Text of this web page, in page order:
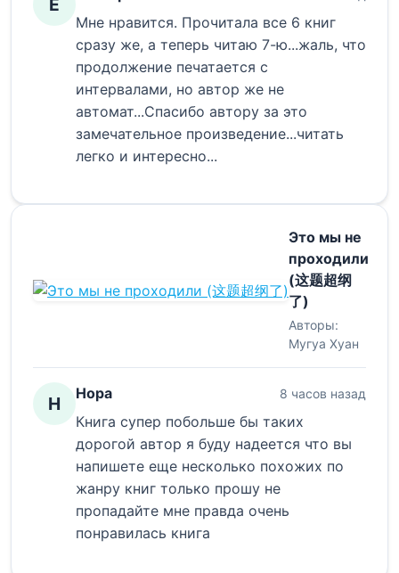
Е
Мне нравится. Прочитала все 6 книг
сразу же, а теперь читаю 7-ю...жаль, что
продолжение печатается с
интервалами, но автор же не
автомат...Спасибо автору за это
замечательное произведение...читать
легко и интересно...
Это мы не
проходили
(这题超纲
了)
Авторы:
Мугуа Хуан
Н Нора 8 часов назад
Книга супер побольше бы таких
дорогой автор я буду надеется что вы
напишете еще несколько похожих по
жанру книг только прошу не
пропадайте мне правда очень
понравилась книга